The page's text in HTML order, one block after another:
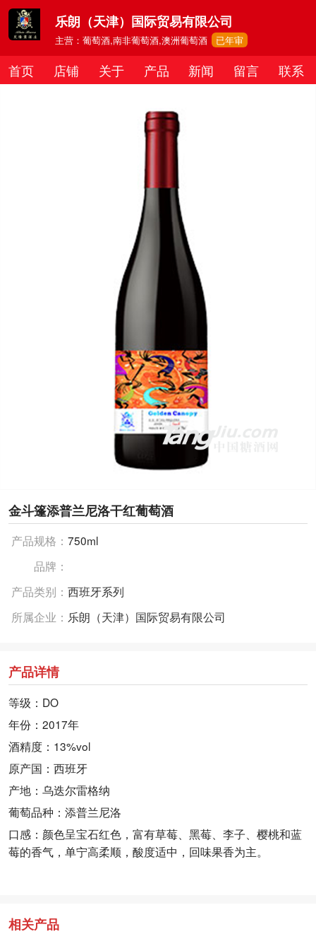
乐朗（天津）国际贸易有限公司
主营：葡萄酒,南非葡萄酒,澳洲葡萄酒 已年审
首页 店铺 关于 产品 新闻 留言 联系
金斗篷添普兰尼洛干红葡萄酒
产品规格： 750ml
品牌：
产品类别： 西班牙系列
所属企业： 乐朗（天津）国际贸易有限公司
产品详情
等级：DO
年份：2017年
酒精度：13%vol
原产国：西班牙
产地：乌迭尔雷格纳
葡萄品种：添普兰尼洛
口感：颜色呈宝石红色，富有草莓、黑莓、李子、樱桃和蓝
莓的香气，单宁高柔顺，酸度适中，回味果香为主。
相关产品